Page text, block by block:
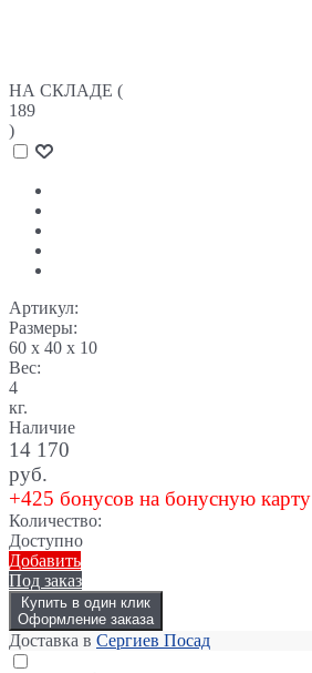
НА СКЛАДЕ (
189
)
Артикул:
Размеры:
60 x 40 x 10
Вес:
4
кг.
Наличие
14 170
руб.
+425 бонусов на бонусную карту
Количество:
Доступно
Добавить
Под заказ
Купить в один клик
Оформление заказа
Доставка в Сергиев Посад